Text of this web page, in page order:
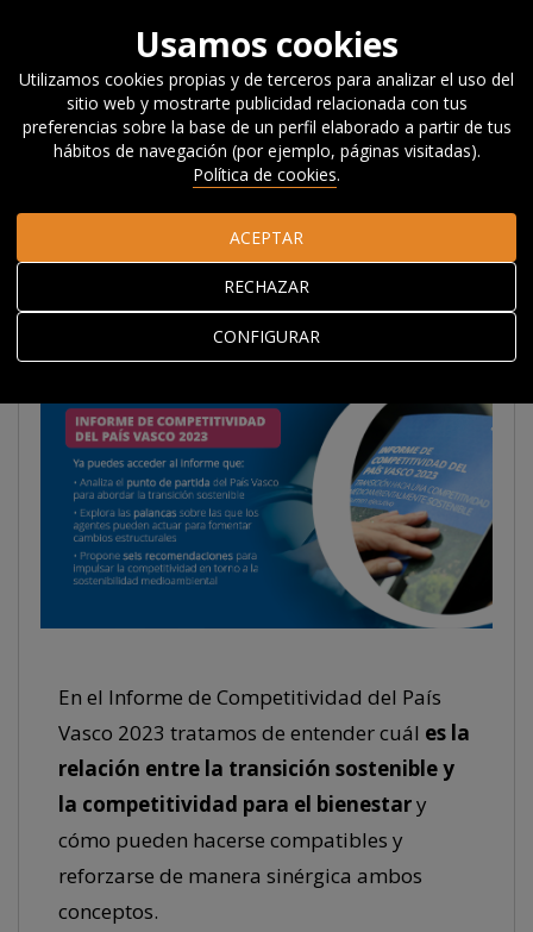
Investigación
Informe de Competitividad del País
Vasco 2023
INFORME DE
COMPETITIVIDAD DEL
PAÍS VASCO 2023
En el Informe de Competitividad del País
Vasco 2023 tratamos de entender cuál es la
relación entre la transición sostenible y
la competitividad para el bienestary
cómo pueden hacerse compatibles y
reforzarse de manera sinérgica ambos
conceptos.
Usamos cookies
Utilizamos cookies propias y de terceros para analizar el uso del
sitio web y mostrarte publicidad relacionada con tus
preferencias sobre la base de un perfil elaborado a partir de tus
hábitos de navegación (por ejemplo, páginas visitadas).
Política de cookies.
CONFIGURAR
RECHAZAR
ACEPTAR